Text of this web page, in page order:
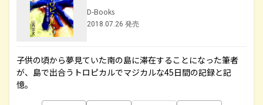
D-Books
2018.07.26 発売
子供の頃から夢見ていた南の島に滞在することになった筆者
が、島で出合うトロピカルでマジカルな45日間の記録と記
憶。